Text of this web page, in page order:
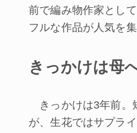
前で編み物作家とし
フルな作品が人気を集
きっかけは母
きっかけは3年前。
が、生花ではサプラ